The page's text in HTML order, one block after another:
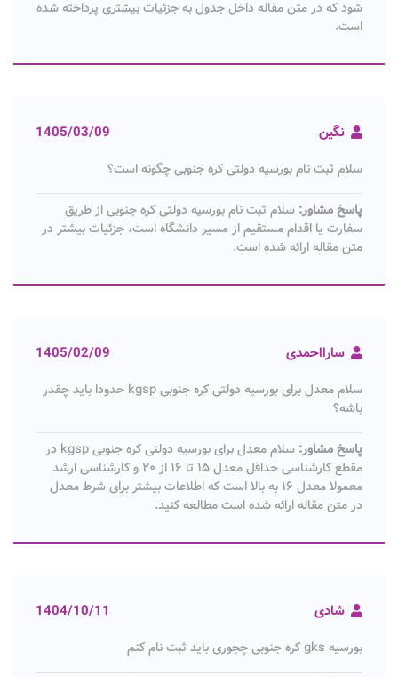
شود که در متن مقاله داخل جدول به جزئیات بیشتری پرداخته شده
است.
نگین 1405/03/09
سلام ثبت نام بورسیه دولتی کره جنوبی چگونه است؟
پاسخ مشاور: سلام ثبت نام بورسیه دولتی کره جنوبی از طریق
سفارت یا اقدام مستقیم از مسیر دانشگاه است، جزئیات بیشتر در
متن مقاله ارائه شده است.
سارااحمدی 1405/02/09
سلام معدل برای بورسیه دولتی کره جنوبی kgsp حدودا باید چقدر
باشه؟
پاسخ مشاور:
سلام معدل برای بورسیه دولتی کره جنوبی kgsp در
مقطع کارشناسی حداقل معدل ۱۵ تا ۱۶ از ۲۰ و کارشناسی ارشد
معمولا معدل ۱۶ به بالا است که اطلاعات بیشتر برای شرط معدل
در متن مقاله ارائه شده است مطالعه کنید.
شادی 1404/10/11
بورسیه gks کره جنوبی چجوری باید ثبت نام کنم